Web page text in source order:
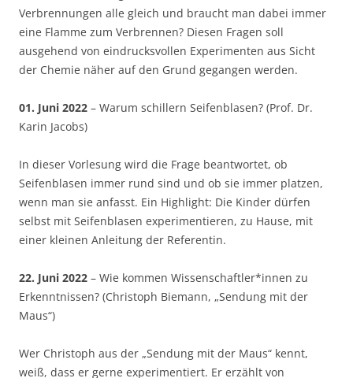
Verbrennungen alle gleich und braucht man dabei immer
eine Flamme zum Verbrennen? Diesen Fragen soll
ausgehend von eindrucksvollen Experimenten aus Sicht
der Chemie näher auf den Grund gegangen werden.
01. Juni 2022 – Warum schillern Seifenblasen? (Prof. Dr.
Karin Jacobs)
In dieser Vorlesung wird die Frage beantwortet, ob
Seifenblasen immer rund sind und ob sie immer platzen,
wenn man sie anfasst. Ein Highlight: Die Kinder dürfen
selbst mit Seifenblasen experimentieren, zu Hause, mit
einer kleinen Anleitung der Referentin.
22. Juni 2022 – Wie kommen Wissenschaftler*innen zu
Erkenntnissen? (Christoph Biemann, „Sendung mit der
Maus“)
Wer Christoph aus der „Sendung mit der Maus“ kennt,
weiß, dass er gerne experimentiert. Er erzählt von